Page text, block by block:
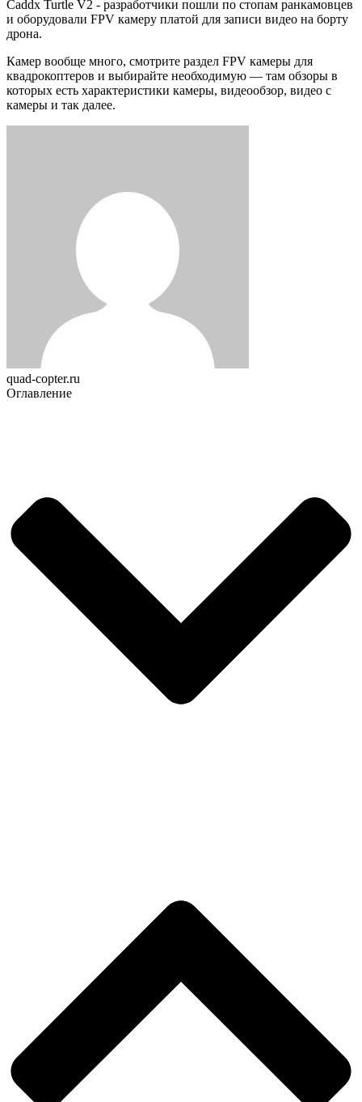
Caddx Turtle V2 - разработчики пошли по стопам ранкамовцев
и оборудовали FPV камеру платой для записи видео на борту
дрона.
Камер вообще много, смотрите раздел FPV камеры для
квадрокоптеров и выбирайте необходимую — там обзоры в
которых есть характеристики камеры, видеообзор, видео с
камеры и так далее.
quad-copter.ru
Оглавление